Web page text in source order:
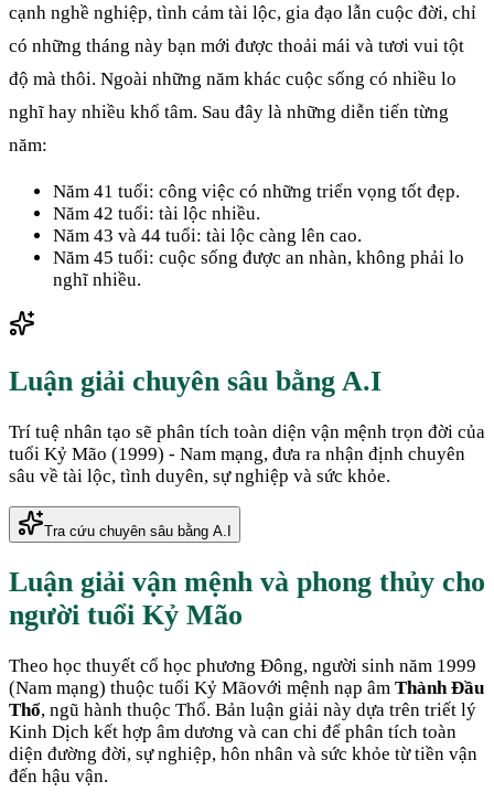
cạnh nghề nghiệp, tình cảm tài lộc, gia đạo lẫn cuộc đời, chỉ
có những tháng này bạn mới được thoải mái và tươi vui tột
độ mà thôi. Ngoài những năm khác cuộc sống có nhiều lo
nghĩ hay nhiều khổ tâm. Sau đây là những diễn tiến từng
năm:
Năm 41 tuổi: công việc có những triển vọng tốt đẹp.
Năm 42 tuổi: tài lộc nhiều.
Năm 43 và 44 tuổi: tài lộc càng lên cao.
Năm 45 tuổi: cuộc sống được an nhàn, không phải lo
nghĩ nhiều.
Luận giải chuyên sâu bằng A.I
Trí tuệ nhân tạo sẽ phân tích toàn diện vận mệnh trọn đời của
tuổi Kỷ Mão (1999) - Nam mạng, đưa ra nhận định chuyên
sâu về tài lộc, tình duyên, sự nghiệp và sức khỏe.
Tra cứu chuyên sâu bằng A.I
Luận giải vận mệnh và phong thủy cho
người tuổi Kỷ Mão
Theo học thuyết cổ học phương Đông, người sinh năm 1999
(Nam mạng) thuộc tuổi Kỷ Mãovới mệnh nạp âm Thành Đầu
Thổ, ngũ hành thuộc Thổ. Bản luận giải này dựa trên triết lý
Kinh Dịch kết hợp âm dương và can chi để phân tích toàn
diện đường đời, sự nghiệp, hôn nhân và sức khỏe từ tiền vận
đến hậu vận.